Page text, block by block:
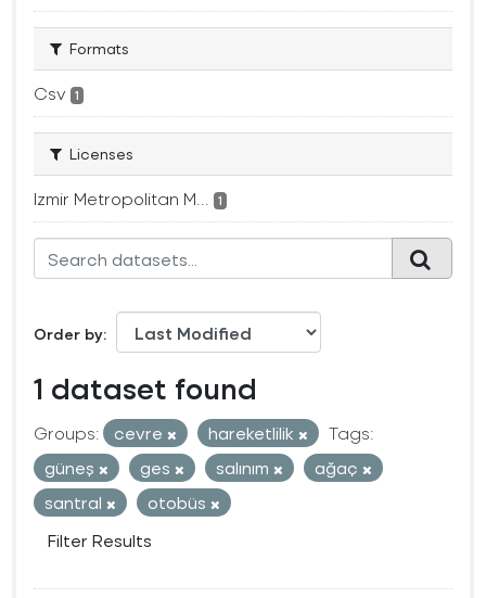
Formats
Csv 1
Licenses
Izmir Metropolitan M... 1
Order by
1 dataset found
Groups: cevre hareketlilik
Tags:
güneş
ges salınım
ağaç
santral
otobüs
Filter Results